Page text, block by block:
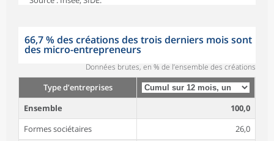
66,7 % des créations des trois derniers mois sont
des micro-entrepreneurs
Données brutes, en % de l’ensemble des créations
Type d’entreprises
Ensemble
100,0
Formes sociétaires
26,0